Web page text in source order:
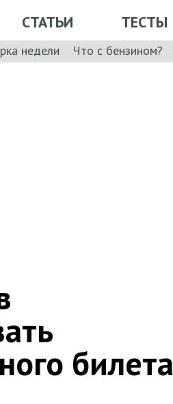
СТАТЬИ ТЕСТЫ
недели Что с бензином?
билета